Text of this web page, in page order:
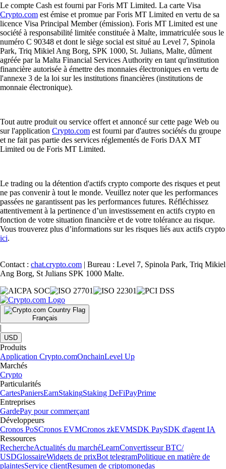
Le compte Cash est fourni par Foris MT Limited. La carte Visa
Crypto.com est émise et promue par Foris MT Limited en vertu de sa
licence Visa Principal Member (émission). Foris MT Limited est une
société à responsabilité limitée constituée à Malte, immatriculée sous le
numéro C 90348 et dont le siège social est situé au Level 7, Spinola
Park, Triq Mikiel Ang Borg, SPK 1000, St. Julians, Malte, dûment
agréée par la Malta Financial Services Authority en tant qu'institution
financière autorisée à émettre des monnaies électroniques en vertu de
l'annexe 3 de la loi sur les institutions financières (institutions de
monnaie électronique).
Tout autre produit ou service offert et annoncé sur cette page Web ou
sur l'application Crypto.com est fourni par d'autres sociétés du groupe
et ne fait pas partie des services réglementés de Foris DAX MT
Limited ou de Foris MT Limited.
Le trading ou la détention d'actifs crypto comporte des risques et peut
ne pas convenir à tout le monde. Veuillez noter que les performances
passées ne garantissent pas les performances futures. Réfléchissez
attentivement à la pertinence d’un investissement en actifs crypto en
fonction de votre situation financière et de votre tolérance au risque.
Vous trouverez plus d’informations sur les risques liés aux actifs crypto
ici.
Contact : chat.crypto.com | Bureau : Level 7, Spinola Park, Triq Mikiel
Ang Borg, St Julians SPK 1000 Malte.
Français
|
USD
Produits
Application Crypto.comOnchainLevel Up
Marchés
Crypto
Particularités
CartesPaniersEarnStakingStaking DeFiPayPrime
Entreprises
GardePay pour commerçant
Développeurs
Cronos PoSCronos EVMCronos zkEVMSDK PaySDK d'agent IA
Ressources
RechercheActualités du marchéLearnConvertisseur BTC/
USDGlossaireWidgets de prixBot telegramPolitique en matière de
plaintesService clientResumen de criptomonedas